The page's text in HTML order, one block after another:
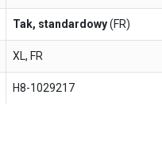
Tak, standardowy(FR)
XL, FR
H8-1029217